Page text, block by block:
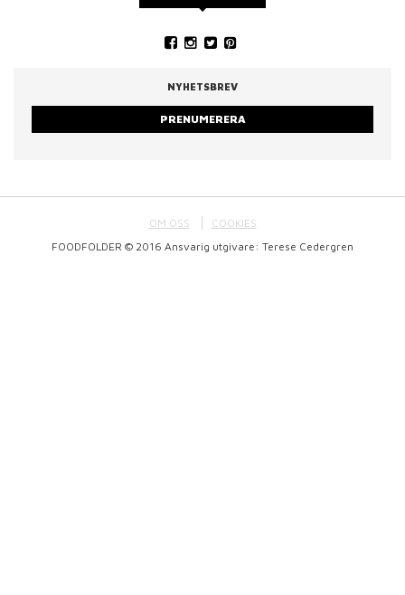
NYHETSBREV
PRENUMERERA
OM OSS
COOKIES
FOODFOLDER © 2016 Ansvarig utgivare: Terese Cedergren